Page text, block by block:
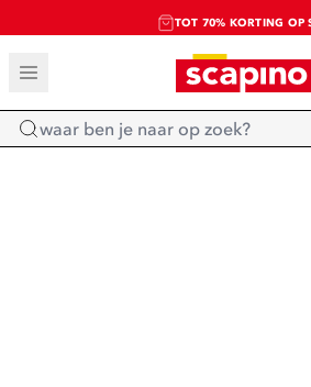
SALE: LAATSTE KANS!
SHOP NIEUW
Home